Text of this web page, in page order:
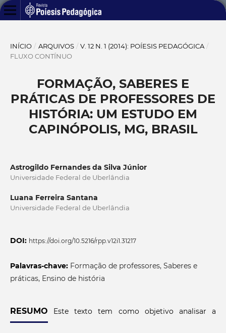
INÍCIO / ARQUIVOS / V. 12 N. 1 (2014): POÍESIS PEDAGÓGICA /
FLUXO CONTÍNUO
FORMAÇÃO, SABERES E
PRÁTICAS DE PROFESSORES DE
HISTÓRIA: UM ESTUDO EM
CAPINÓPOLIS, MG, BRASIL
Astrogildo Fernandes da Silva Júnior
Universidade Federal de Uberlândia
Luana Ferreira Santana
Universidade Federal de Uberlândia
DOI: https://doi.org/10.5216/rpp.v12i1.31217
Palavras-chave: Formação de professores, Saberes e
práticas, Ensino de história
RESUMO Este texto tem como objetivo analisar a